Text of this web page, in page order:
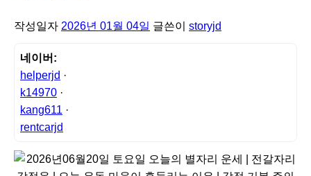
작성일자 2026년 01월 04일 글쓴이 storyjd
네이버:
helperjd ·
k14970 ·
kang611 ·
rentcarjd